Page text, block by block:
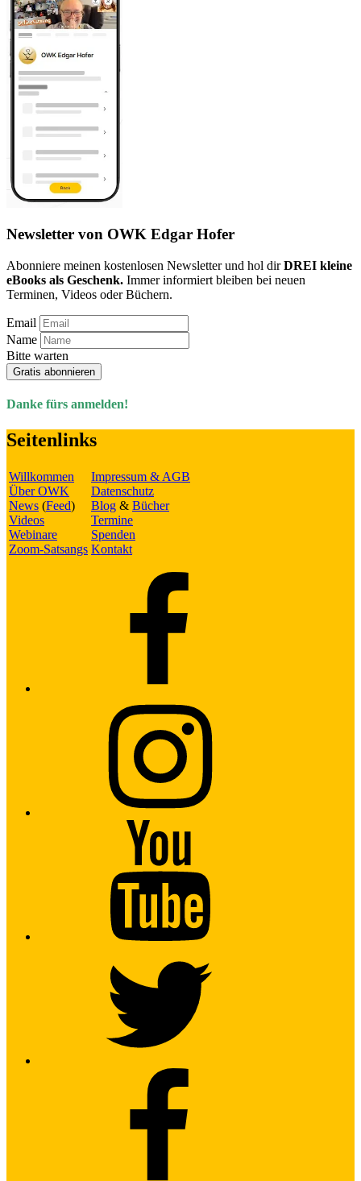
Newsletter von OWK Edgar Hofer
Abonniere meinen kostenlosen Newsletter und hol dirDREI kleine
eBooks als Geschenk. Immer informiert bleiben bei neuen
Terminen, Videos oder Büchern.
Email
Name
Bitte warten
Gratis abonnieren
Danke fürs anmelden!
Seitenlinks
Willkommen
Über OWK
News (Feed)
Videos
Webinare
Zoom-Satsangs
Impressum & AGB
Datenschutz
Blog & Bücher
Termine
Spenden
Kontakt